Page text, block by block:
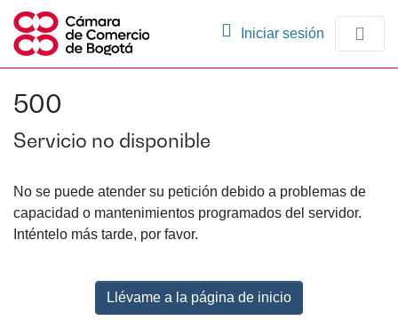
Iniciar sesión (current)
500
Servicio no disponible
No se puede atender su petición debido a problemas de
capacidad o mantenimientos programados del servidor.
Inténtelo más tarde, por favor.
Llévame a la página de inicio